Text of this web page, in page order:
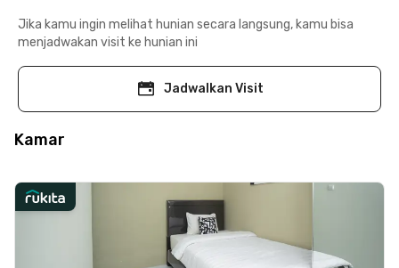
Jika kamu ingin melihat hunian secara langsung, kamu bisa
menjadwakan visit ke hunian ini
Jadwalkan Visit
Kamar